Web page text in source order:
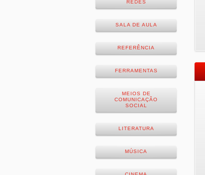
REDES
SALA DE AULA
REFERÊNCIA
FERRAMENTAS
MEIOS DE
COMUNICAÇÃO
SOCIAL
LITERATURA
MÚSICA